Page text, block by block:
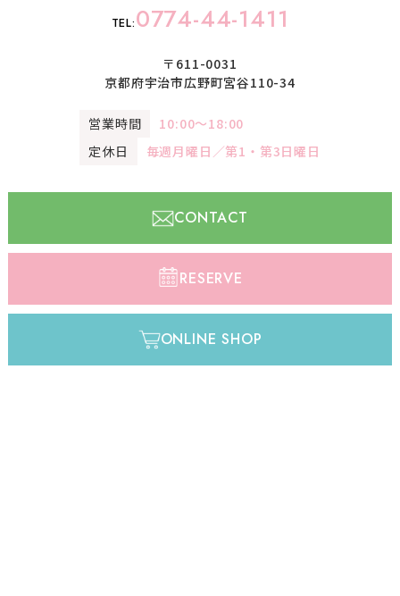
TEL:0774-44-1411
〒611-0031
京都府宇治市広野町宮谷110-34
営業時間
10:00〜18:00
定休日
毎週月曜日／第1・第3日曜日
CONTACT
RESERVE
ONLINE SHOP